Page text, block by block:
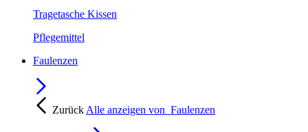
Tragetasche Kissen
Pflegemittel
Faulenzen
Zurück Alle anzeigen von Faulenzen